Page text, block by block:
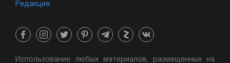
Редакция
Использование любых материалов, размещенных на